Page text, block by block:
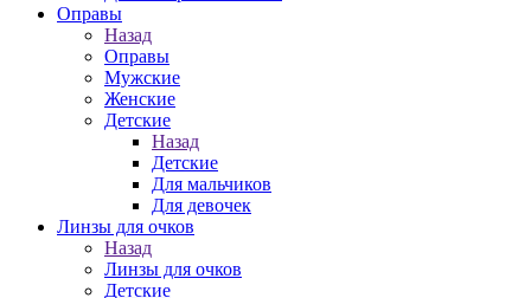
Оправы
Назад
Оправы
Мужские
Женские
Детские
Назад
Детские
Для мальчиков
Для девочек
Линзы для очков
Назад
Линзы для очков
Детские